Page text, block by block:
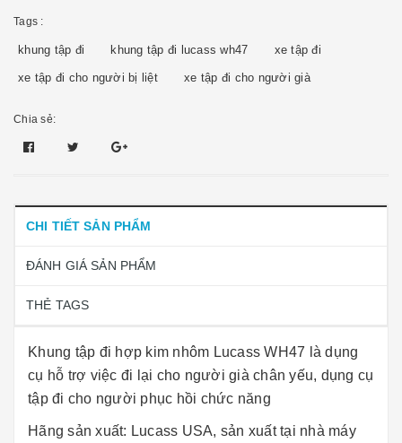
Tags :
khung tập đi khung tập đi lucass wh47 xe tập đi
xe tập đi cho người bị liệt xe tập đi cho người già
Chia sẻ:
CHI TIẾT SẢN PHẨM
ĐÁNH GIÁ SẢN PHẨM
THẺ TAGS
Khung tập đi hợp kim nhôm Lucass WH47 là dụng
cụ hỗ trợ việc đi lại cho người già chân yếu, dụng cụ
tập đi cho người phục hồi chức năng
Hãng sản xuất: Lucass USA, sản xuất tại nhà máy